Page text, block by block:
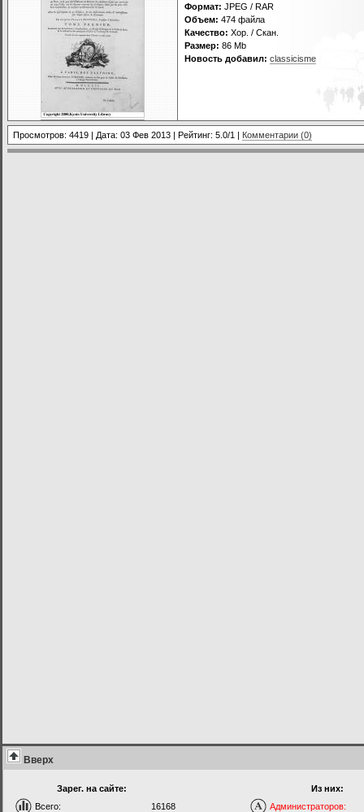
Формат: JPEG / RAR
Объем: 474 файла
Качество: Хор. / Скан.
Размер: 86 Mb
Новость добавил: classicisme
Просмотров: 4419 | Дата: 03 Фев 2013 | Рейтинг: 5.0/1 | Комментарии (0)
Вверх
Зарег. на сайте:
Всего:
16168
Из них:
Администраторов: